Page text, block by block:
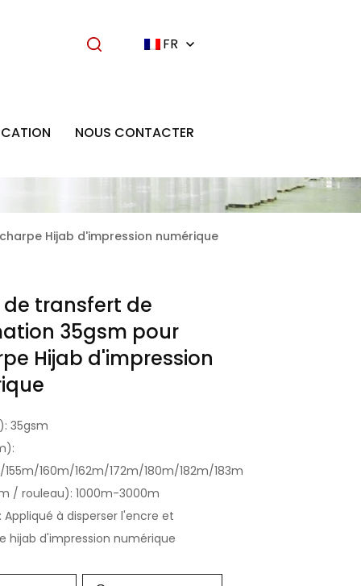
FR
NOUS CONTACTER
Hijab d'impression numérique
de transfert de
35gsm pour
Hijab d'impression
35gsm
155m/160m/162m/172m/180m/182m/183m
/ rouleau): 1000m-3000m
Appliqué à disperser l'encre et
hijab d'impression numérique